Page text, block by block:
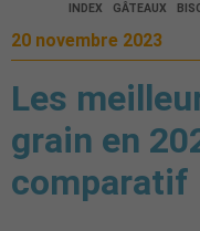
INDEX GÂTEAUX
20 novembre 2023
Les
grain en
comparatif